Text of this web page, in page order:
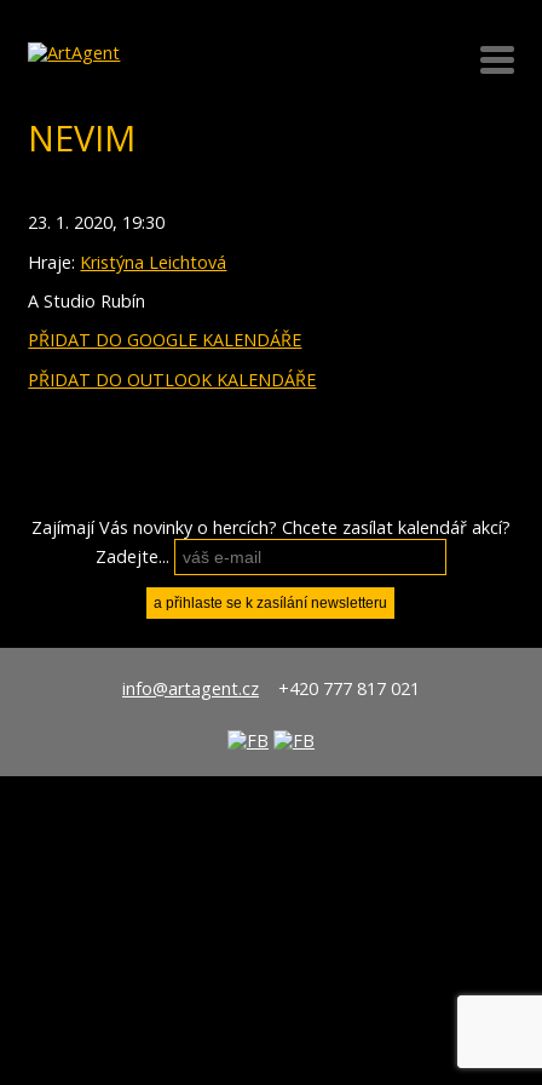
NEVIM
23. 1. 2020, 19:30
Hraje: Kristýna Leichtová
A Studio Rubín
PŘIDAT DO GOOGLE KALENDÁŘE
PŘIDAT DO OUTLOOK KALENDÁŘE
Zajímají Vás novinky o hercích? Chcete zasílat kalendář akcí?
Zadejte...
info@artagent.cz+420 777 817 021